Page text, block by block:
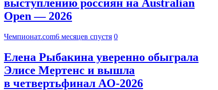
выступлению россиян на Australian
Open — 2026
Чемпионат.com6 месяцев спустя 0
Елена Рыбакина уверенно обыграла
Элисе Мертенс и вышла
в четвертьфинал AO-2026